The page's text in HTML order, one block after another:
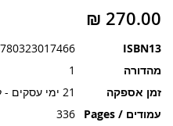
ISBN13
מהדורה
1
זמן אספקה
21 ימי עסקים - לא במלאי בארץ
עמודים / Pages
336